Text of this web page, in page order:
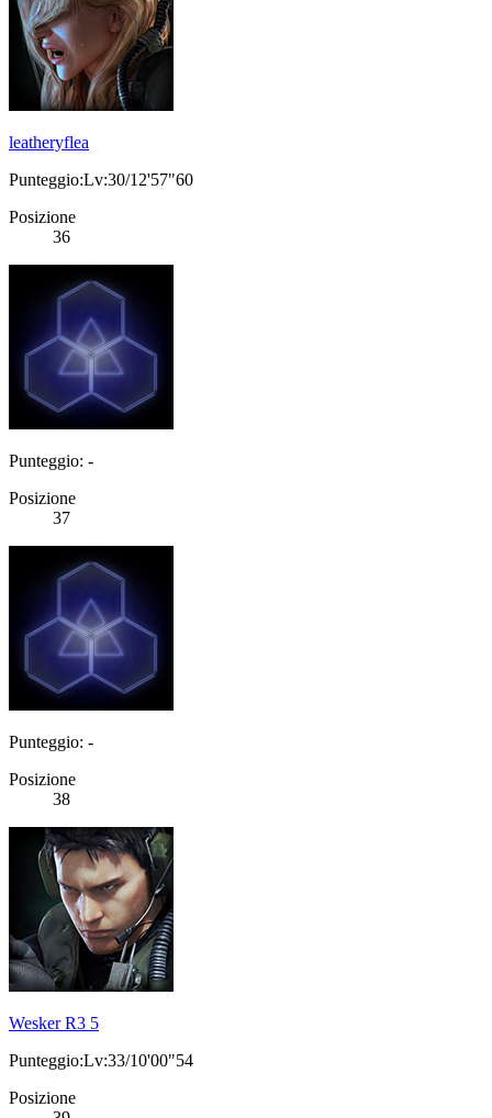
leatheryflea
Punteggio:Lv:30/12'57"60
Posizione
36
Punteggio: -
Posizione
37
Punteggio: -
Posizione
38
Wesker R3 5
Punteggio:Lv:33/10'00"54
Posizione